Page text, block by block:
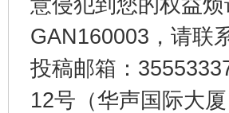
GAN160003，请联
投稿邮箱：
12号（华声国际大